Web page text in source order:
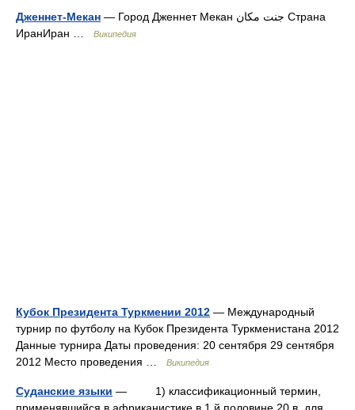
Дженнет-Мекан — Город Дженнет Мекан جنت مكان Страна
ИранИран …
Википедия
Кубок Президента Туркмении 2012 — Международный
турнир по футболу на Кубок Президента Туркменистана 2012
Данные турнира Даты проведения: 20 сентября 29 сентября
2012 Место проведения …
Википедия
Суданские языки — 1) классификационный термин,